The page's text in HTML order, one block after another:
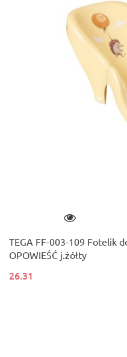
TEGA FF-003-109 Fotelik
OPOWIEŚĆ j.żółty
26.31